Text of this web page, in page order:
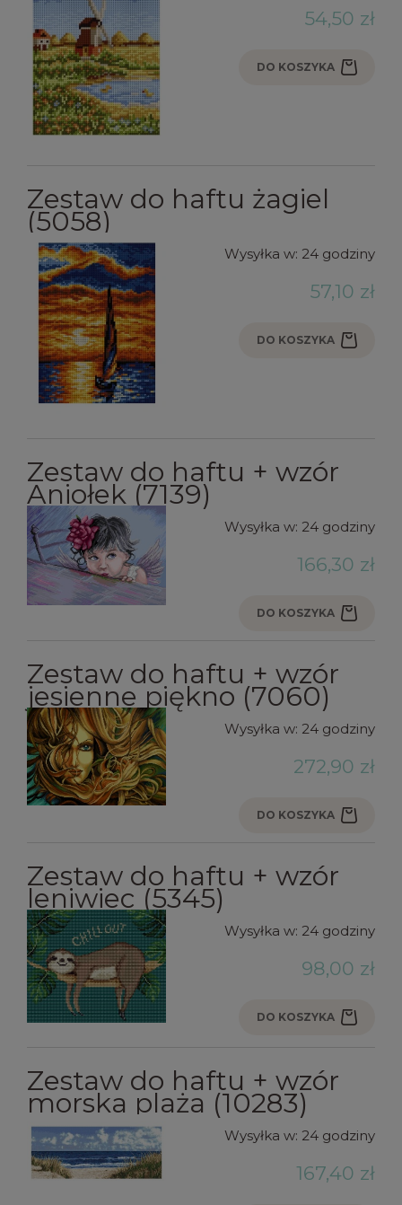
54,50 zł
DO KOSZYKA
Zestaw do haftu żagiel
(5058)
Wysyłka w: 24 godziny
57,10 zł
DO KOSZYKA
Zestaw do haftu + wzór
Aniołek (7139)
Wysyłka w: 24 godziny
166,30 zł
DO KOSZYKA
Zestaw do haftu + wzór
jesienne piękno (7060)
Wysyłka w: 24 godziny
272,90 zł
DO KOSZYKA
Zestaw do haftu + wzór
leniwiec (5345)
Wysyłka w: 24 godziny
98,00 zł
DO KOSZYKA
Zestaw do haftu + wzór
morska plaża (10283)
Wysyłka w: 24 godziny
167,40 zł